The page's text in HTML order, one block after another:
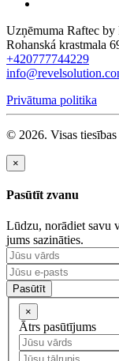
Uzņēmuma Raftec
Rohanská krastmala
+420777744229
Privātuma politika
© 2026. Visas tiesības
×
Pasūtīt zvanu
Lūdzu, norādiet savu
jums sazināties.
Pasūtīt
×
Ātrs pasūtījums